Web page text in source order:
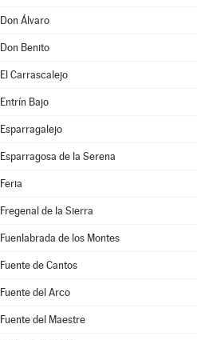
Don Álvaro
Don Benito
El Carrascalejo
Entrín Bajo
Esparragalejo
Esparragosa de la Serena
Feria
Fregenal de la Sierra
Fuenlabrada de los Montes
Fuente de Cantos
Fuente del Arco
Fuente del Maestre